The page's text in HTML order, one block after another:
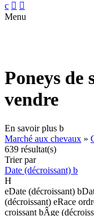
c  
Menu
Poneys de
vendre
En savoir plus b
Marché aux chevaux »
639 résultat(s)
Trier par
Date (décroissant) b
H
eDate (décroissant) b
(décroissant) eRace
croissant bÂge